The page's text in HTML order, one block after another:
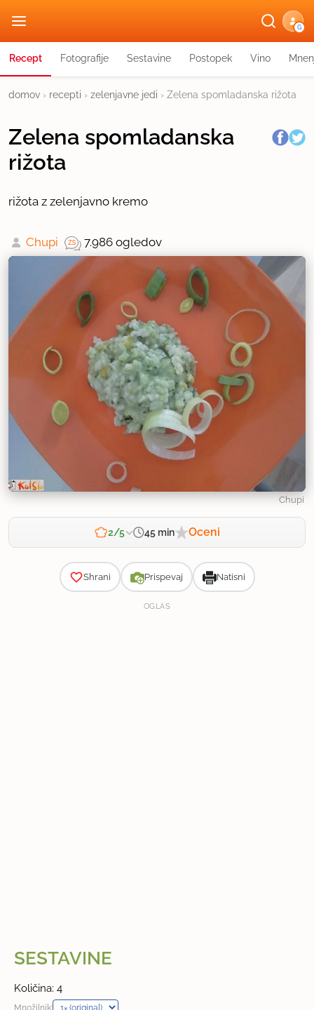
G
Recept Fotografije Sestavine Postopek Vino
domov › recepti › zelenjavne jedi › Zelena spomladanska rižota
Zelena spomladanska
rižota
rižota z zelenjavno kremo
Chupi 7.986 ogledov
Chupi
2/5 45 min Oceni
Shrani Prispevaj Natisni
OGLAS
SESTAVINE
Količina: 4
Množilnik: